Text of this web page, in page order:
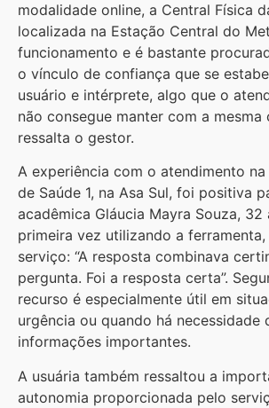
modalidade online, a Central Física
localizada na Estação Central do
funcionamento e é bastante
o vínculo de confiança que se
usuário e intérprete, algo que o
não consegue manter com a mesma
ressalta o gestor.
A experiência com o atendimento na
de Saúde 1, na Asa Sul, foi positiva
acadêmica Gláucia Mayra Souza, 32
primeira vez utilizando a
serviço: “A resposta combinava
pergunta. Foi a resposta certa”.
recurso é especialmente útil em
urgência ou quando há necessidade
informações importantes.
A usuária também ressaltou a
autonomia proporcionada pelo